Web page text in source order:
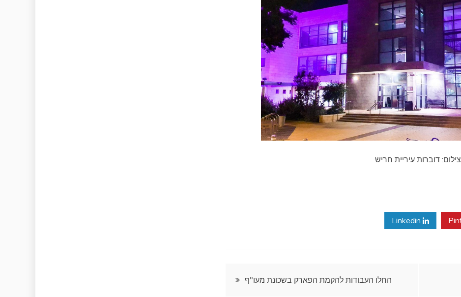
צילום: דוברות עיריית חריש
החלו העבודות להקמת הפארק בשכונת מעו"ף